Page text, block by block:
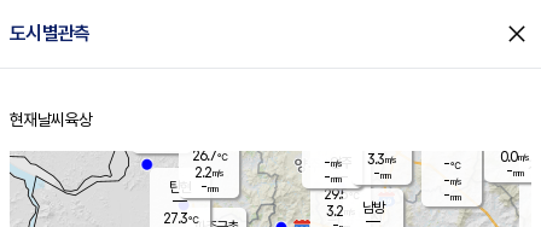
도시별관측 close
홈
현재날씨 육상
양주
29.5℃
3.2
-℃
-m/s
-mm
탄현
27.3℃
0.0m/s
-mm
남방
-m/s
-mm
26.7℃
2.2m/s
-mm
3.3m/s
-mm